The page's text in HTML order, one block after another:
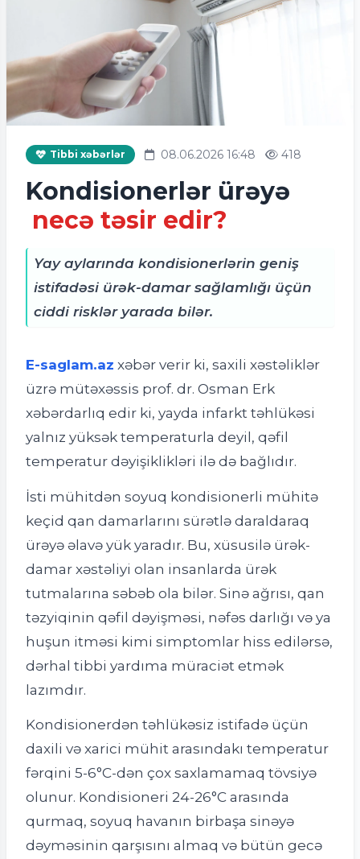
Tibbi xəbərlər 08.06.2026 16:48 418
Kondisionerlər ürəyə
necə təsir edir?
Yay aylarında kondisionerlərin geniş
istifadəsi ürək-damar sağlamlığı üçün
ciddi risklər yarada bilər.
E-saglam.az xəbər verir ki, saxili xəstəliklər
üzrə mütəxəssis prof. dr. Osman Erk
xəbərdarlıq edir ki, yayda infarkt təhlükəsi
yalnız yüksək temperaturla deyil, qəfil
temperatur dəyişiklikləri ilə də bağlıdır.
İsti mühitdən soyuq kondisionerli mühitə
keçid qan damarlarını sürətlə daraldaraq
ürəyə əlavə yük yaradır. Bu, xüsusilə ürək-
damar xəstəliyi olan insanlarda ürək
tutmalarına səbəb ola bilər. Sinə ağrısı, qan
təzyiqinin qəfil dəyişməsi, nəfəs darlığı və ya
huşun itməsi kimi simptomlar hiss edilərsə,
dərhal tibbi yardıma müraciət etmək
lazımdır.
Kondisionerdən təhlükəsiz istifadə üçün
daxili və xarici mühit arasındakı temperatur
fərqini 5-6°C-dən çox saxlamamaq tövsiyə
olunur. Kondisioneri 24-26°C arasında
qurmaq, soyuq havanın birbaşa sinəyə
dəyməsinin qarşısını almaq və bütün gecə